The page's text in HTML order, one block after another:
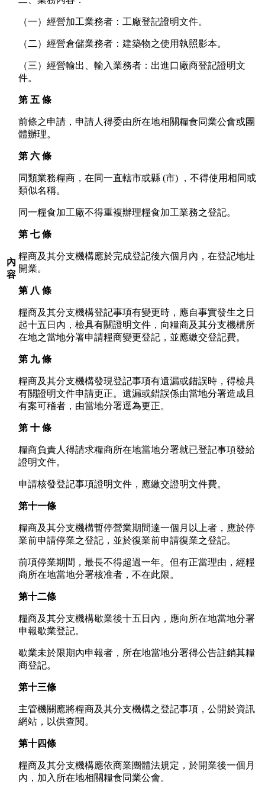
內
容
（一）經營加工業務者：工廠登記證明文件。
（二）經營倉儲業務者：建築物之使用執照影本。
（三）經營輸出、輸入業務者：出進口廠商登記證明文
件。
第 五 條
前條之申請，申請人得委由所在地相關糧食同業公會或團
體辦理。
第 六 條
同類業務糧商，在同一直轄市或縣 (市) ，不得使用相同或
類似名稱。
同一糧食加工廠不得重複辦理糧食加工業務之登記。
第 七 條
糧商及其分支機構應於完成登記後六個月內，在登記地址
開業。
第 八 條
糧商及其分支機構登記事項有變更時，應自事實發生之日
起十五日內，檢具有關證明文件，向糧商及其分支機構所
在地之當地分署申請糧商變更登記，並應繳交登記費。
第 九 條
糧商及其分支機構發現登記事項有遺漏或錯誤時，得檢具
有關證明文件申請更正。遺漏或錯誤係由當地分署造成且
有案可稽者，由當地分署逕為更正。
第 十 條
糧商負責人得請求糧商所在地當地分署就已登記事項發給
證明文件。
申請核發登記事項證明文件，應繳交證明文件費。
第十一條
糧商及其分支機構暫停營業期間達一個月以上者，應於停
業前申請停業之登記，並於復業前申請復業之登記。
前項停業期間，最長不得超過一年。但有正當理由，經糧
商所在地當地分署核准者，不在此限。
第十二條
糧商及其分支機構歇業後十五日內，應向所在地當地分署
申報歇業登記。
歇業未於限期內申報者，所在地當地分署得公告註銷其糧
商登記。
第十三條
主管機關應將糧商及其分支機構之登記事項，公開於資訊
網站，以供查閱。
第十四條
糧商及其分支機構應依商業團體法規定，於開業後一個月
內，加入所在地相關糧食同業公會。